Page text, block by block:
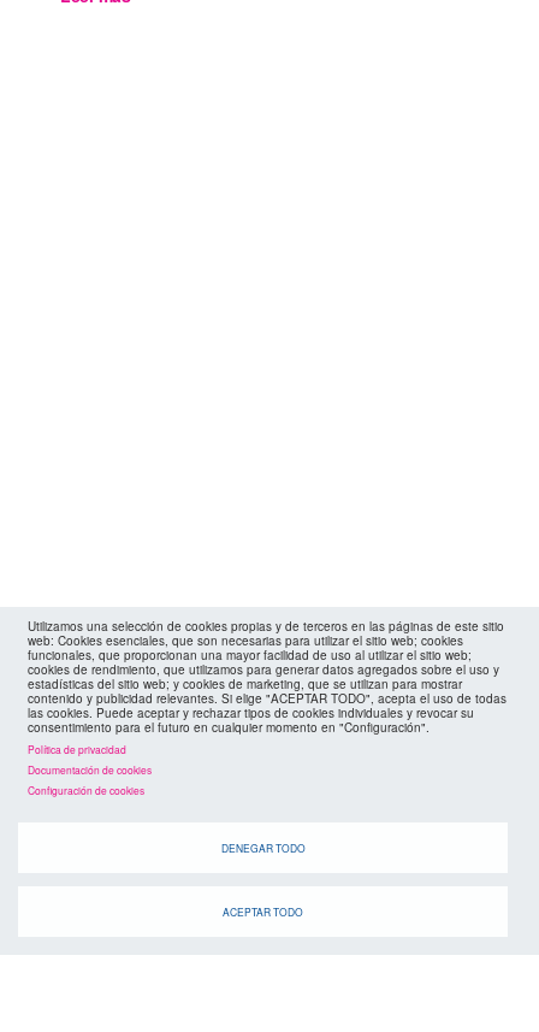
Utilizamos una selección de cookies propias y de terceros en las páginas de este sitio
web: Cookies esenciales, que son necesarias para utilizar el sitio web; cookies
funcionales, que proporcionan una mayor facilidad de uso al utilizar el sitio web;
cookies de rendimiento, que utilizamos para generar datos agregados sobre el uso y
estadísticas del sitio web; y cookies de marketing, que se utilizan para mostrar
contenido y publicidad relevantes. Si elige "ACEPTAR TODO", acepta el uso de todas
las cookies. Puede aceptar y rechazar tipos de cookies individuales y revocar su
consentimiento para el futuro en cualquier momento en "Configuración".
Política de privacidad
Documentación de cookies
Configuración de cookies
DENEGAR TODO
ACEPTAR TODO